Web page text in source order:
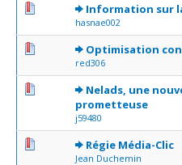
Information sur
hasnae002
0 Votes - 0 sur 5 en moyenne
12345
Optimisation
red306
0 Votes - 0 sur 5 en moyenne
12345
Nelads, une
prometteuse
j59480
0 Votes - 0 sur 5 en moyenne
123 5
Régie Média-Clic
Jean Duchemin
0 Votes - 0 sur 5 en moyenne
12 345